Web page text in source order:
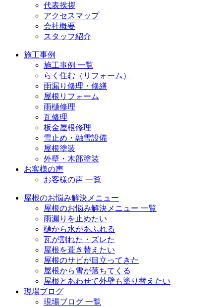
代表挨拶
アクセスマップ
会社概要
スタッフ紹介
施工事例
施工事例 一覧
らく住む（リフォーム）
雨漏り修理・修繕
屋根リフォーム
雨樋修理
瓦修理
板金屋根修理
雪止め・融雪設備
屋根塗装
外壁・木部塗装
お客様の声
お客様の声 一覧
屋根のお悩み解決メニュー
屋根のお悩み解決メニュー 一覧
雨漏りを止めたい
樋から水があふれる
瓦が割れた・ズレた
屋根を葺き替えたい
屋根のサビが目立ってきた
屋根から雪が落ちてくる
屋根とあわせて外壁も塗り替えたい
現場ブログ
現場ブログ 一覧